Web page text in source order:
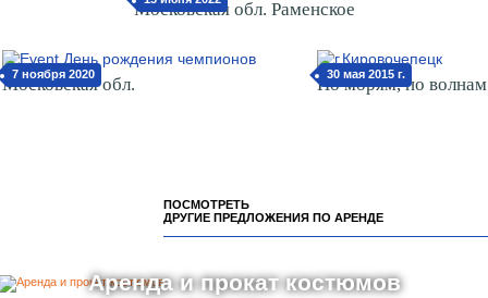
Московская обл. Раменское
7 ноября 2020
Московская обл.
30 мая 2015 г.
По морям, по волнам
ПОСМОТРЕТЬ
ДРУГИЕ ПРЕДЛОЖЕНИЯ ПО АРЕНДЕ
Аренда и прокат костюмов